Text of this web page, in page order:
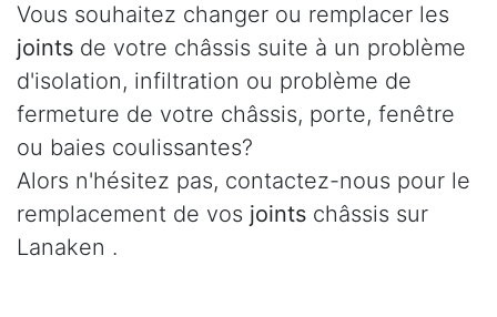
Vous souhaitez changer ou remplacer les
joints de votre châssis suite à un problème
d'isolation, infiltration ou problème de
fermeture de votre châssis, porte, fenêtre
ou baies coulissantes?
Alors n'hésitez pas, contactez-nous pour le
remplacement de vos joints châssis sur
Lanaken .